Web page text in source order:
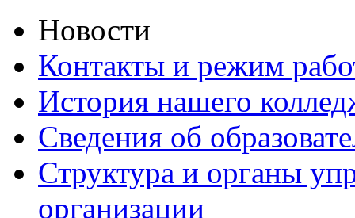
Новости
Контакты и режим
История нашего
Сведения об
Структура и органы
организации